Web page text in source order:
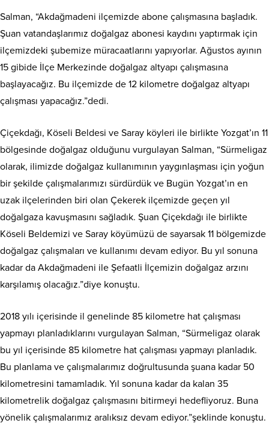
Salman, “Akdağmadeni ilçemizde abone çalışmasına başladık.
Şuan vatandaşlarımız doğalgaz abonesi kaydını yaptırmak için
ilçemizdeki şubemize müracaatlarını yapıyorlar. Ağustos ayının
15 gibide İlçe Merkezinde doğalgaz altyapı çalışmasına
başlayacağız. Bu ilçemizde de 12 kilometre doğalgaz altyapı
çalışması yapacağız.”dedi.
Çiçekdağı, Köseli Beldesi ve Saray köyleri ile birlikte Yozgat’ın 11
bölgesinde doğalgaz olduğunu vurgulayan Salman, “Sürmeligaz
olarak, ilimizde doğalgaz kullanımının yaygınlaşması için yoğun
bir şekilde çalışmalarımızı sürdürdük ve Bugün Yozgat’ın en
uzak ilçelerinden biri olan Çekerek ilçemizde geçen yıl
doğalgaza kavuşmasını sağladık. Şuan Çiçekdağı ile birlikte
Köseli Beldemizi ve Saray köyümüzü de sayarsak 11 bölgemizde
doğalgaz çalışmaları ve kullanımı devam ediyor. Bu yıl sonuna
kadar da Akdağmadeni ile Şefaatli İlçemizin doğalgaz arzını
karşılamış olacağız.”diye konuştu.
2018 yılı içerisinde il genelinde 85 kilometre hat çalışması
yapmayı planladıklarını vurgulayan Salman, “Sürmeligaz olarak
bu yıl içerisinde 85 kilometre hat çalışması yapmayı planladık.
Bu planlama ve çalışmalarımız doğrultusunda şuana kadar 50
kilometresini tamamladık. Yıl sonuna kadar da kalan 35
kilometrelik doğalgaz çalışmasını bitirmeyi hedefliyoruz. Buna
yönelik çalışmalarımız aralıksız devam ediyor.”şeklinde konuştu.